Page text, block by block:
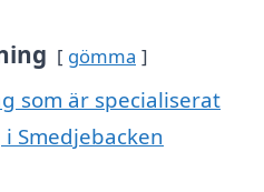
gömma
som är specialiserat
Smedjebacken